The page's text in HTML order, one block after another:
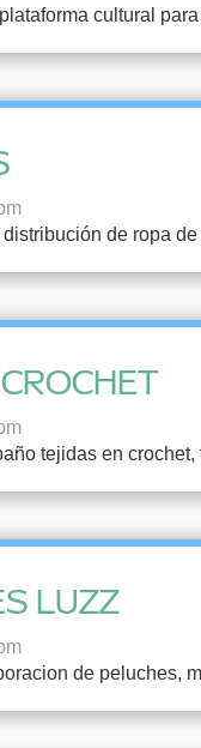
cultural
de ropa
tejidas en
LUZZ
de peluches,